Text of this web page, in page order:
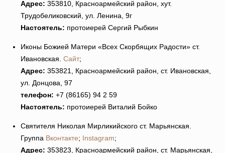
Адрес: 353810, Красноармейский район, хут.
Трудобеликовский, ул. Ленина, 9г
Настоятель: протоиерей Сергий Рыбкин
Иконы Божией Матери «Всех Скорбящих Радости» ст.
Ивановская. Сайт;
Адрес: 353821, Красноармейский район, ст. Ивановская,
ул. Донцова, 97
телефон: +7 (86165) 94 2 59
Настоятель: протоиерей Виталий Бойко
Святителя Николая Мирликийского ст. Марьянская.
Группа Вконтакте; Instagram;
Адрес: 353823, Красноармейский район, ст. Марьянская,